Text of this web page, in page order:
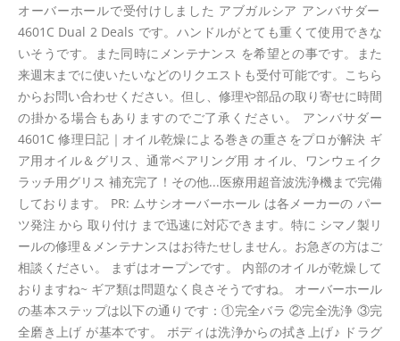
オーバーホールで受付けしました アブガルシア アンバサダー
4601C Dual 2 Deals です。ハンドルがとても重くて使用できな
いそうです。また同時にメンテナンス を希望との事です。また
来週末までに使いたいなどのリクエストも受付可能です。こちら
からお問い合わせください。但し、修理や部品の取り寄せに時間
の掛かる場合もありますのでご了承ください。 アンバサダー
4601C 修理日記｜オイル乾燥による巻きの重さをプロが解決 ギ
ア用オイル＆グリス、通常ベアリング用 オイル、ワンウェイク
ラッチ用グリス 補充完了！その他...医療用超音波洗浄機まで完備
しております。 PR: ムサシオーバーホール は各メーカーの パー
ツ発注 から 取り付け まで迅速に対応できます。特に シマノ製リ
ールの修理＆メンテナンスはお待たせしません。お急ぎの方はご
相談ください。 まずはオープンです。 内部のオイルが乾燥して
おりますね~ ギア類は問題なく良さそうですね。 オーバーホール
の基本ステップは以下の通りです：①完全バラ ②完全洗浄 ③完
全磨き上げ が基本です。 ボディは洗浄からの拭き上げ♪ ドラグ